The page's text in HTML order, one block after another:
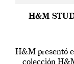
H&M
H&M presentó